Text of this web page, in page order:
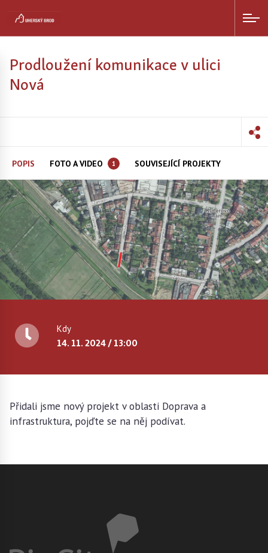
Prodloužení komunikace v ulici
Nová
POPIS FOTO A VIDEO 1 SOUVISEJÍCÍ PROJEKTY
Kdy
14. 11. 2024 / 13:00
Přidali jsme nový projekt v oblasti Doprava a
infrastruktura, pojďte se na něj podívat.